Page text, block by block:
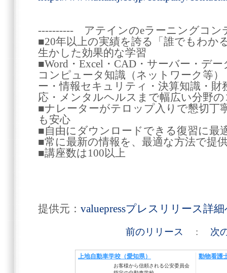
---------- アテインのeラーニングコ
■20年以上の実績を誇る「誰でもわか
生かした効果的な学習
■Word・Excel・CAD・サーバー・デ
コンピュータ知識（ネットワーク等
ー・情報セキュリティ・決算知識・
応・メンタルヘルスまで幅広い分野
■ナレーターがテロップ入りで懇切丁
も安心
■自由にダウンロードできる復習に最
■常に最新の情報を、最適な方法で提
■講座数は100以上
提供元： valuepressプレスリリース詳
前のリリース : 次